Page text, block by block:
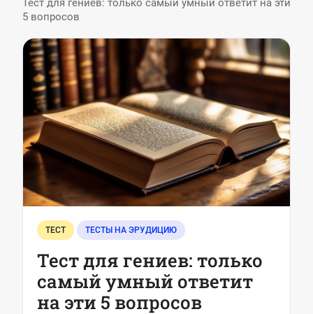
Тест для гениев: только самый умный ответит на эти
5 вопросов
ТЕСТ ТЕСТЫ НА ЭРУДИЦИЮ
Тест для гениев: только
самый умный ответит
на эти 5 вопросов